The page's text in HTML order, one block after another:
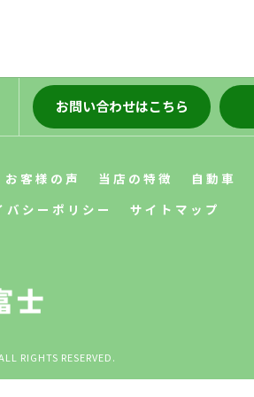
お問い合わせはこちら
お客様の声 当店の特徴 自動車
バシーポリシー サイトマップ
RIGHTS RESERVED.